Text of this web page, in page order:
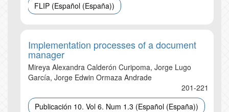
FLIP (Español (España))
Implementation processes of a document
manager
Mireya Alexandra Calderón Curipoma, Jorge Lugo
García, Jorge Edwin Ormaza Andrade
201-221
Publicación 10. Vol 6. Num 1.3 (Español (España))